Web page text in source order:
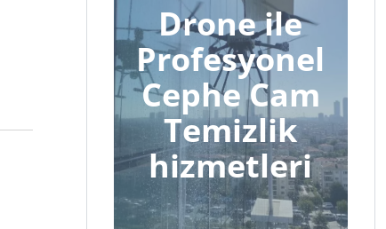
Drone ile
Profesyonel
Cephe Cam
Temizlik
hizmetleri